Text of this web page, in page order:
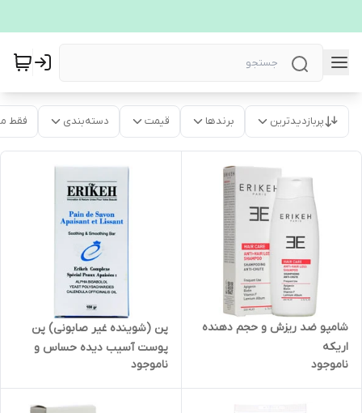
پربازدیدترین برندها قیمت دسته‌بندی فقط
شامپو ضد ریزش و حجم دهنده
اریکه
ناموجود
پن (شوینده غیر صابونی) پن
پوست آسیب دیده حساس و
خشک اریکه
ناموجود